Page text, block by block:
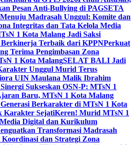
Pesan Anti-Bullying di PAGSETA
Madrasah Unggul: Komite dan
Integritas dan Tata Kelola Media
1 Kota Malang Jadi Saksi
Terbaik dari KPPNPerkuat
Terima Pengimbasan Zona
1 Kota MalangSELAT BALI Jadi
Unggul Murid Terus
UIN Maulana Malik Ibrahim
Sinergi Sukseskan OSN-P: MTsN 1
Baru, MTsN 1 Kota Malang
Berkarakter di MTsN 1 Kota
Karakter SejatiKeren! Murid MTsN 1
Digital dan Kurikulum
Transformasi Madrasah
dan Strategi Zona